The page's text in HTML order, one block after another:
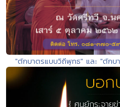
"ตักบาตรแบบวิถีพุทธ" และ "ตัก